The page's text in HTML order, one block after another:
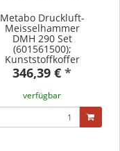
Metabo Druckluft-
Meisselhammer
DMH 290 Set
(601561500);
Kunststoffkoffer
346,39 € *
verfügbar